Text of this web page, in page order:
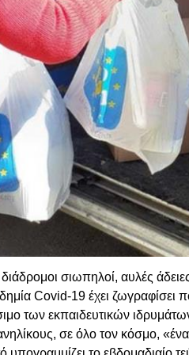
διάδρομοι σιωπηλοί, αυλές
Covid-19 έχει ζωγραφίσει
των εκπαιδευτικών
σε όλο τον κόσμο,